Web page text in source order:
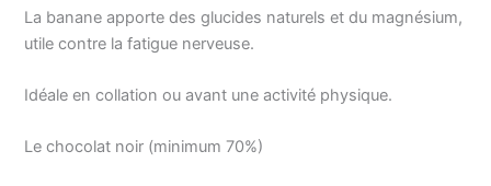
La banane apporte des glucides naturels et du magnésium,
utile contre la fatigue nerveuse.
Idéale en collation ou avant une activité physique.
Le chocolat noir (minimum 70%)